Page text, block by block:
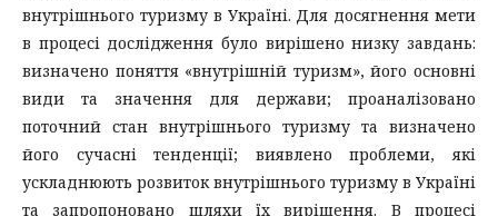
внутрішнього туризму в Україні. Для досягнення мети
в процесі дослідження було вирішено низку завдань:
визначено поняття «внутрішній туризм», його основні
види та значення для держави; проаналізовано
поточний стан внутрішнього туризму та визначено
його сучасні тенденції; виявлено проблеми, які
ускладнюють розвиток внутрішнього туризму в Україні
та запропоновано шляхи їх вирішення. В процесі